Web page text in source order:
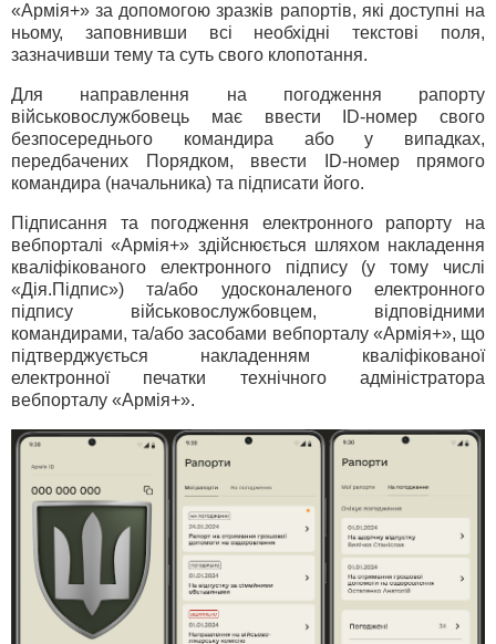
«Армія+» за допомогою зразків рапортів, які доступні на
ньому, заповнивши всі необхідні текстові поля,
зазначивши тему та суть свого клопотання.
Для направлення на погодження рапорту
військовослужбовець має ввести ID-номер свого
безпосереднього командира або у випадках,
передбачених Порядком, ввести ID-номер прямого
командира (начальника) та підписати його.
Підписання та погодження електронного рапорту на
вебпорталі «Армія+» здійснюється шляхом накладення
кваліфікованого електронного підпису (у тому числі
«Дія.Підпис») та/або удосконаленого електронного
підпису військовослужбовцем, відповідними
командирами, та/або засобами вебпорталу «Армія+», що
підтверджується накладенням кваліфікованої
електронної печатки технічного адміністратора
вебпорталу «Армія+».